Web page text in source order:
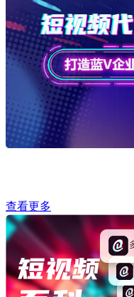
查看更多